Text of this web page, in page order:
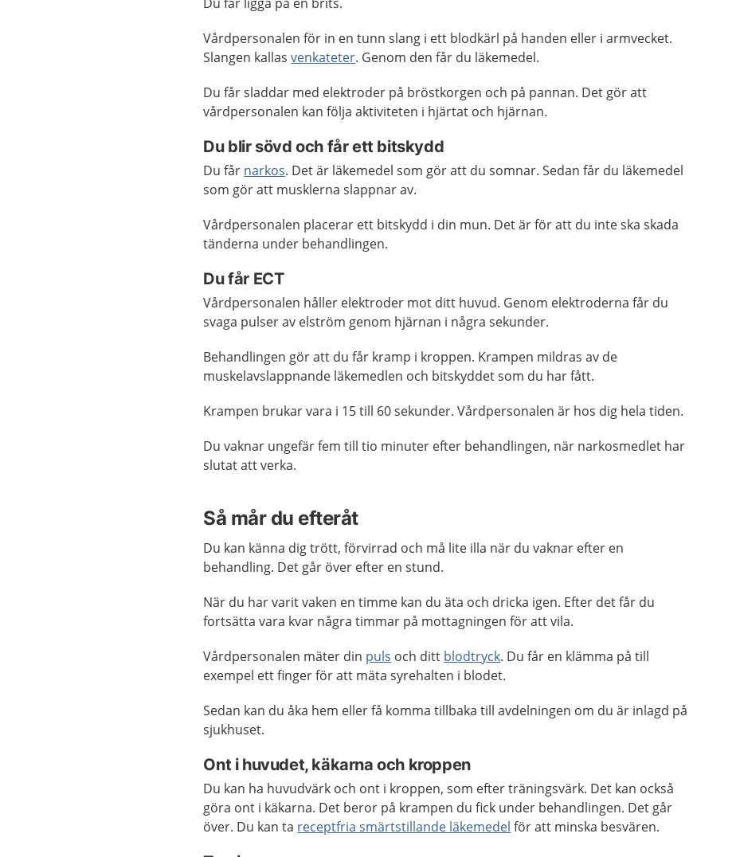
Vårdpersonalen för in en tunn slang i ett blodkärl på handen eller i armvecket.
Slangen kallasvenkateter. Genom den får du läkemedel.
Du får sladdar med elektroder på bröstkorgen och på pannan. Det gör att
vårdpersonalen kan följa aktiviteten i hjärtat och hjärnan.
Du blir sövd och får ett bitskydd
Du får narkos. Det är läkemedel som gör att du somnar. Sedan får du läkemedel
som gör att musklerna slappnar av.
Vårdpersonalen placerar ett bitskydd i din mun. Det är för att du inte ska skada
tänderna under behandlingen.
Du får ECT
Vårdpersonalen håller elektroder mot ditt huvud. Genom elektroderna får du
svaga pulser av elström genom hjärnan i några sekunder.
Behandlingen gör att du får kramp i kroppen. Krampen mildras av de
muskelavslappnande läkemedlen och bitskyddet som du har fått.
Krampen brukar vara i 15 till 60 sekunder. Vårdpersonalen är hos dig hela tiden.
Du vaknar ungefär fem till tio minuter efter behandlingen, när narkosmedlet har
slutat att verka.
Så mår du efteråt
Du kan känna dig trött, förvirrad och må lite illa när du vaknar efter en
behandling. Det går över efter en stund.
När du har varit vaken en timme kan du äta och dricka igen. Efter det får du
fortsätta vara kvar några timmar på mottagningen för att vila.
Vårdpersonalen mäter din puls och ditt blodtryck. Du får en klämma på till
exempel ett finger för att mäta syrehalten i blodet.
Sedan kan du åka hem eller få komma tillbaka till avdelningen om du är inlagd på
sjukhuset.
Ont i huvudet, käkarna och kroppen
Du kan ha huvudvärk och ont i kroppen, som efter träningsvärk. Det kan också
göra ont i käkarna. Det beror på krampen du fick under behandlingen. Det går
över. Du kan ta receptfria smärtstillande läkemedel för att minska besvären.